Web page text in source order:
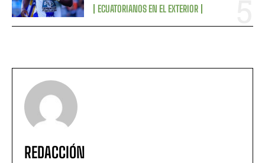
ECUATORIANOS EN EL EXTERIOR
REDACCIÓN